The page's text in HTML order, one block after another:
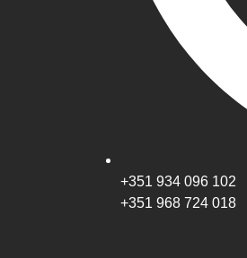
+351 934 096 102
+351 968 724 018